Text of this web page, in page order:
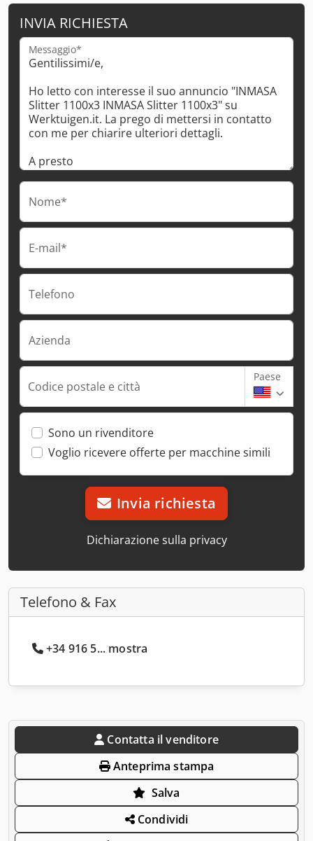
INVIA RICHIESTA
Messaggio*
Nome*
E-mail*
Telefono
Azienda
Codice postale e città
Paese
Sono un rivenditore
Voglio ricevere offerte per macchine simili
Invia richiesta
Dichiarazione sulla privacy
Telefono & Fax
+34 916 5... mostra
Contatta il venditore
Anteprima stampa
Salva
Condividi